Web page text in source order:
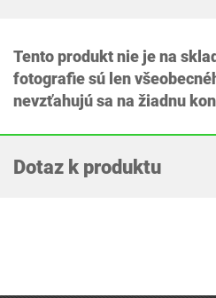
Tento produkt nie je na
fotografie sú len
nevzťahujú sa na žiadnu
Dotaz k produktu